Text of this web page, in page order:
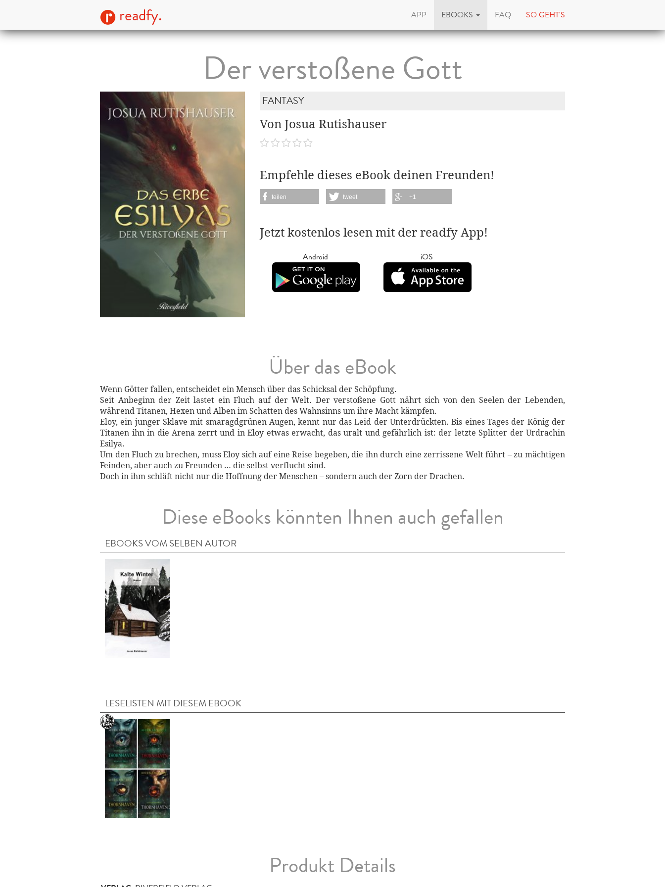
readfy. APP EBOOKS FAQ SO GEHT'S
Der verstoßene Gott
FANTASY
Von Josua Rutishauser
Empfehle dieses eBook deinen Freunden!
teilen tweet +1
Jetzt kostenlos lesen mit der readfy App!
Android iOS
Über das eBook
Wenn Götter fallen, entscheidet ein Mensch über das Schicksal der Schöpfung.
Seit Anbeginn der Zeit lastet ein Fluch auf der Welt. Der verstoßene Gott nährt sich von den Seelen der Lebenden,
während Titanen, Hexen und Alben im Schatten des Wahnsinns um ihre Macht kämpfen.
Eloy, ein junger Sklave mit smaragdgrünen Augen, kennt nur das Leid der Unterdrückten. Bis eines Tages der König der
Titanen ihn in die Arena zerrt und in Eloy etwas erwacht, das uralt und gefährlich ist: der letzte Splitter der Urdrachin
Esilya.
Um den Fluch zu brechen, muss Eloy sich auf eine Reise begeben, die ihn durch eine zerrissene Welt führt – zu mächtigen
Feinden, aber auch zu Freunden … die selbst verflucht sind.
Doch in ihm schläft nicht nur die Hoffnung der Menschen – sondern auch der Zorn der Drachen.
Diese eBooks könnten Ihnen auch gefallen
EBOOKS VOM SELBEN AUTOR
LESELISTEN MIT DIESEM EBOOK
Produkt Details